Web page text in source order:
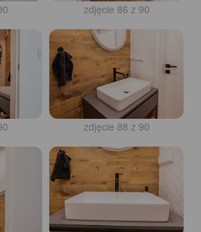
zdjęcie 86 z 90
zdjęcie 88 z 90